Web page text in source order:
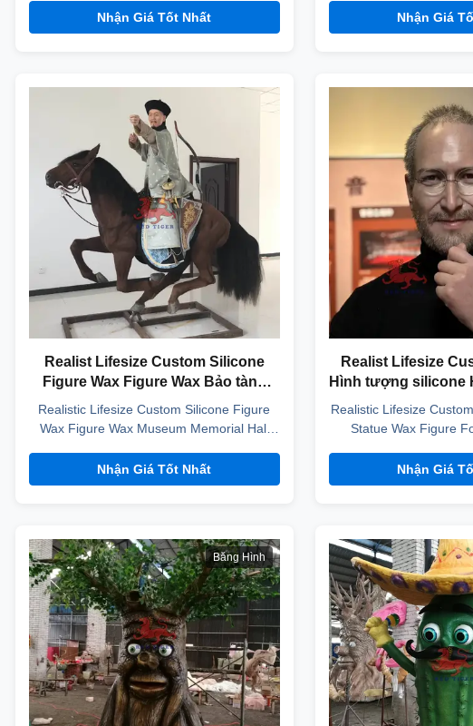
movements and sound, designed for
backpack mounting with remote control
Power3000mAh 12V battery Lead ...
Nhận Giá Tốt Nhất
Rechargeable battery
days or depends
Control Style Remote
Nhận Giá
Realist Lifesize Custom Silicone
Figure Wax Figure Wax Bảo tàng
Memorial Hall
Realistic Lifesize Custom Silicone Figure
Wax Figure Wax Museum Memorial Hall
Customized Size Life Size Materials
Silicone head and hands, resin body Lead
least 25-30 years Packing ...
Nhận Giá Tốt Nhất
Realist Lifesize
Hình tượng silicone
Realistic Lifesize
Statue Wax Figure
Size Life Size Materials
hands, resin body Lead
Packing
Nhận Giá
Băng Hình